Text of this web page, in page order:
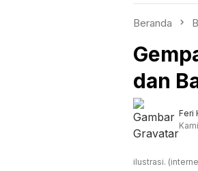
Beranda
dan
Feri
ilustrasi.